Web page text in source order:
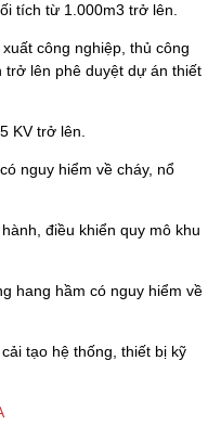
tích từ 1.000m3 trở lên.
công nghiệp, thủ công
trở lên phê duyệt dự án thiết
KV trở lên.
nguy hiểm về cháy, nổ
điều khiển quy mô khu
hang hầm có nguy hiểm về
tạo hệ thống, thiết bị kỹ